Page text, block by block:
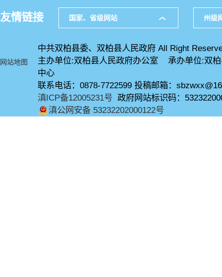
友情链接 国家、省级网站 州级
网站地图
中共双柏县委、双柏县人民政府 All Right
主办单位:双柏县人民政府办公室 承办单位:双
中心
联系电话：0878-7722599 投稿邮箱：
滇ICP备12005231号 政府网站标识码：
滇公网安备 53232202000122号